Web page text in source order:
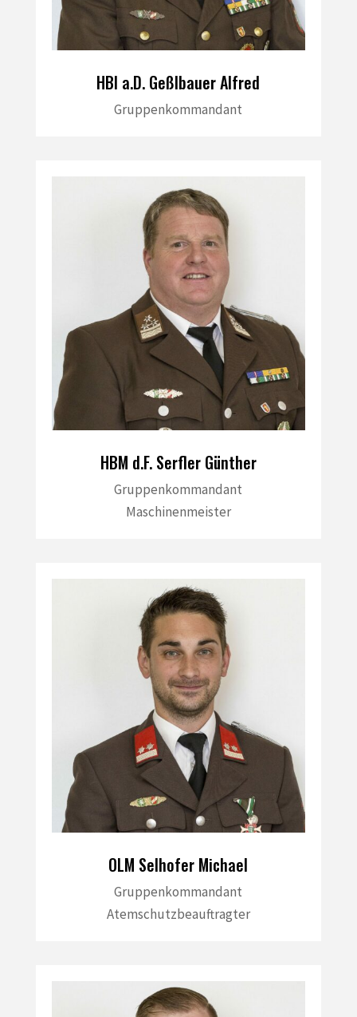
HBI a.D. Geßlbauer Alfred
Gruppenkommandant
HBM d.F. Serfler Günther
Gruppenkommandant
Maschinenmeister
OLM Selhofer Michael
Gruppenkommandant
Atemschutzbeauftragter